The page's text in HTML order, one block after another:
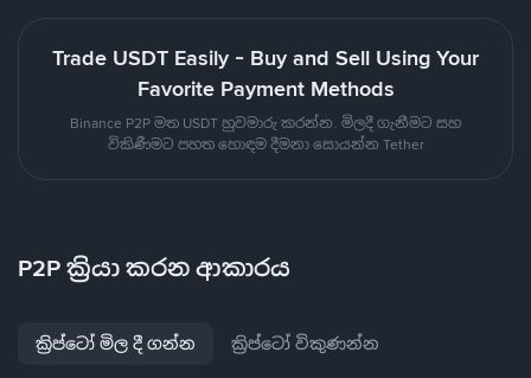
Trade USDT Easily - Buy and Sell Using Your
Favorite Payment Methods
Binance P2P මත USDT හුවමාරු කරන්න. මිලදී ගැනීමට සහ
විකිණීමට පහත හොඳම දීමනා සොයන්න Tether
P2P ක්‍රියා කරන ආකාරය
ක්‍රිප්ටෝ මිල දී ගන්න ක්‍රිප්ටෝ විකුණන්න